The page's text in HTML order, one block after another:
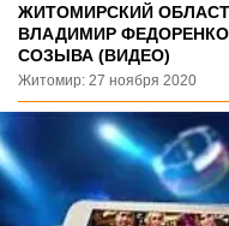
ЖИТОМИРСКИЙ
ВЛАДИМИР
СОЗЫВА (ВИДЕО)
Житомир: 27 ноября 2020